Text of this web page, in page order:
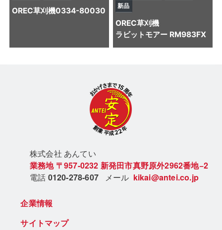
OREC草刈機0334-80030
新品
OREC草刈機
ラビットモアー RM983FX
株式会社 あんてい
業務地 〒957-0232 新発田市真野原外2962番地−2
電話 0120-278-607 メール kikai@antei.co.jp
企業情報
サイトマップ